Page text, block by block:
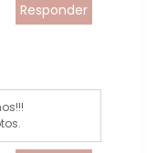
Responder